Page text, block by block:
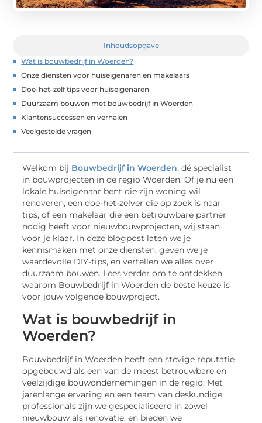
Inhoudsopgave
Wat is bouwbedrijf in Woerden?
Onze diensten voor huiseigenaren en makelaars
Doe-het-zelf tips voor huiseigenaren
Duurzaam bouwen met bouwbedrijf in Woerden
Klantensuccessen en verhalen
Veelgestelde vragen
Welkom bij Bouwbedrijf in Woerden, dé specialist
in bouwprojecten in de regio Woerden. Of je nu een
lokale huiseigenaar bent die zijn woning wil
renoveren, een doe-het-zelver die op zoek is naar
tips, of een makelaar die een betrouwbare partner
nodig heeft voor nieuwbouwprojecten, wij staan
voor je klaar. In deze blogpost laten we je
kennismaken met onze diensten, geven we je
waardevolle DIY-tips, en vertellen we alles over
duurzaam bouwen. Lees verder om te ontdekken
waarom Bouwbedrijf in Woerden de beste keuze is
voor jouw volgende bouwproject.
Wat is bouwbedrijf in
Woerden?
Bouwbedrijf in Woerden heeft een stevige reputatie
opgebouwd als een van de meest betrouwbare en
veelzijdige bouwondernemingen in de regio. Met
jarenlange ervaring en een team van deskundige
professionals zijn we gespecialiseerd in zowel
nieuwbouw als renovatie, en bieden we